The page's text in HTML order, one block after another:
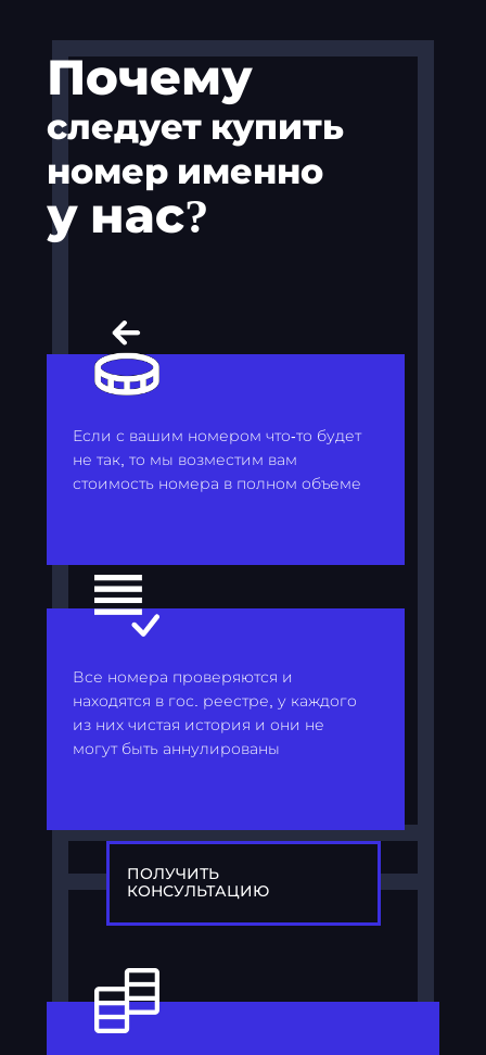
Почему
следует купить
номер именно
у нас?
Если с вашим номером что-то будет
не так, то мы возместим вам
стоимость номера в полном объеме
Все номера проверяются и
находятся в гос. реестре, у каждого
из них чистая история и они не
могут быть аннулированы
ПОЛУЧИТЬ
КОНСУЛЬТАЦИЮ